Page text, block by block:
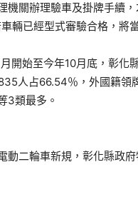
機關辦理驗車及掛牌手續
輛已經型式審驗合格，將
開始至今年10月底，彰
人占66.54％，外國籍
3類最多。
二輪車新規，彰化縣政